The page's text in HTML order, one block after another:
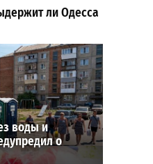
ли Одесса
воды и
о